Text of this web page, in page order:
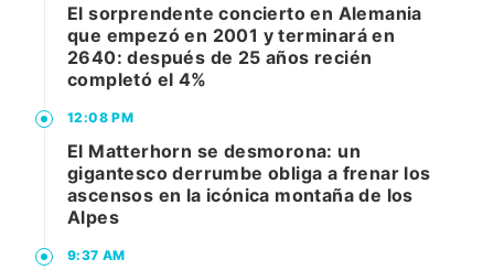
El sorprendente concierto en Alemania
que empezó en 2001 y terminará en
2640: después de 25 años recién
completó el 4%
12:08 PM
El Matterhorn se desmorona: un
gigantesco derrumbe obliga a frenar los
ascensos en la icónica montaña de los
Alpes
9:37 AM